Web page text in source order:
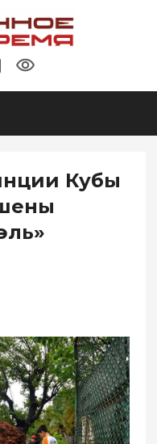
Кубы